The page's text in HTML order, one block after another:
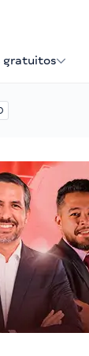
gratuitos